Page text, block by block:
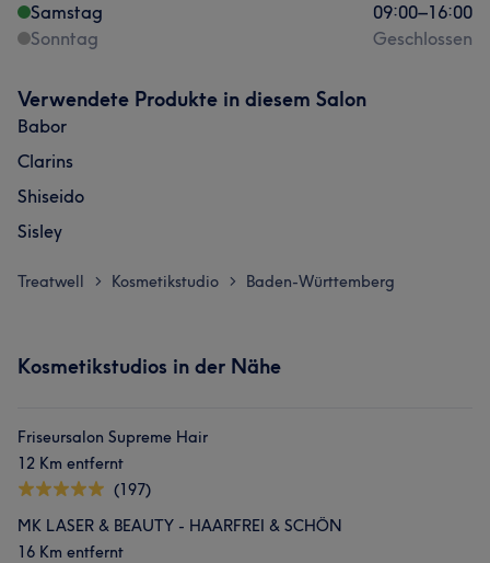
Samstag
09:00–16:00
Sonntag
Geschlossen
Verwendete Produkte in diesem Salon
Babor
Clarins
Shiseido
Sisley
Treatwell > Kosmetikstudio > Baden-Württemberg
Kosmetikstudios in der Nähe
Friseursalon Supreme Hair
12 Km entfernt
(197)
MK LASER & BEAUTY - HAARFREI & SCHÖN
16 Km entfernt